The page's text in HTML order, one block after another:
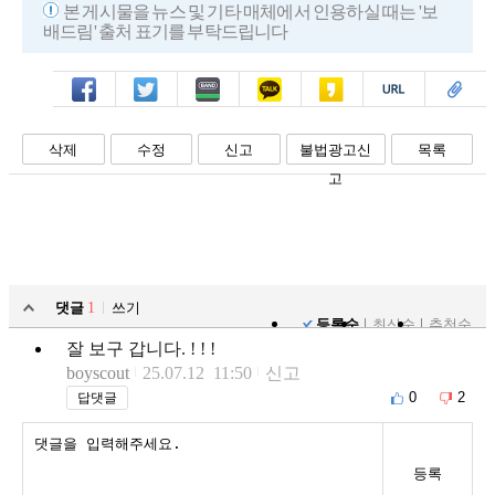
본 게시물을 뉴스 및 기타 매체에서 인용하실 때는 '보
배드림' 출처 표기를 부탁드립니다
페북 트윗 밴드 카톡 카스 복사 스크랩
삭제 수정 신고
불법광고신
고
목록
댓글 1
쓰기
등록순
최신순 추천순
잘 보구 갑니다. ! ! !
boyscout
25.07.12 11:50 신고
답댓글 0 2
등록